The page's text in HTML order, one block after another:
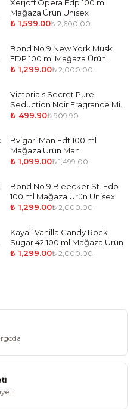
-39%
Xerjoff Opera Edp 100 ml
Mağaza Ürün Unisex
₺ 1,599.00₺ 2,600.00
-35 %
Bond No 9 New York Musk
EDP 100 ml Mağaza Ürün
Unisex
₺ 1,299.00₺ 2,000.00
-45%
Victoria's Secret Pure
Seduction Noir Fragrance Mist
250 ML Vücut Spreyi
₺ 499.90₺ 909.90
-27%
Bvlgari Man Edt 100 ml
Mağaza Ürün Man
₺ 1,099.00₺ 1,499.00
-35 %
Bond No.9 Bleecker St. Edp
100 ml Mağaza Ürün Unisex
₺ 1,299.00₺ 2,000.00
-35%
Kayali Vanilla Candy Rock
Sugar 42 100 ml Mağaza Ürün
₺ 1,299.00₺ 2,000.00